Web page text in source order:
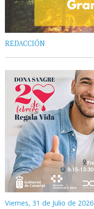
REDACCIÓN
Viernes, 31 de Julio de 2026